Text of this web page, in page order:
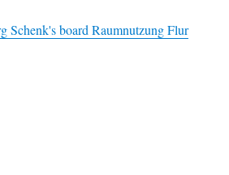
Schenk's board Raumnutzung Flur